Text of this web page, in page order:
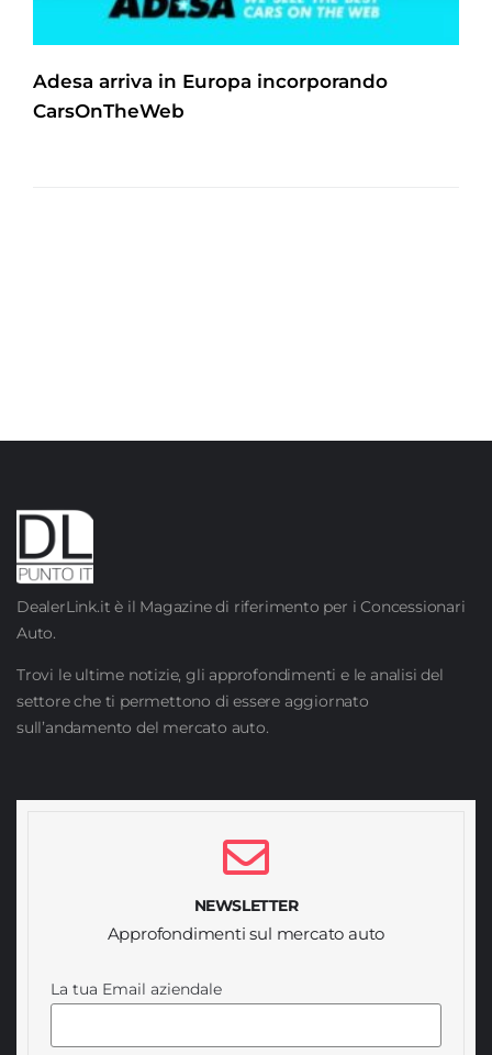
Adesa arriva in Europa incorporando
CarsOnTheWeb
DealerLink.it è il Magazine di riferimento per i Concessionari
Auto.
Trovi le ultime notizie, gli approfondimenti e le analisi del
settore che ti permettono di essere aggiornato
sull’andamento del mercato auto.
NEWSLETTER
Approfondimenti sul mercato auto
La tua Email aziendale